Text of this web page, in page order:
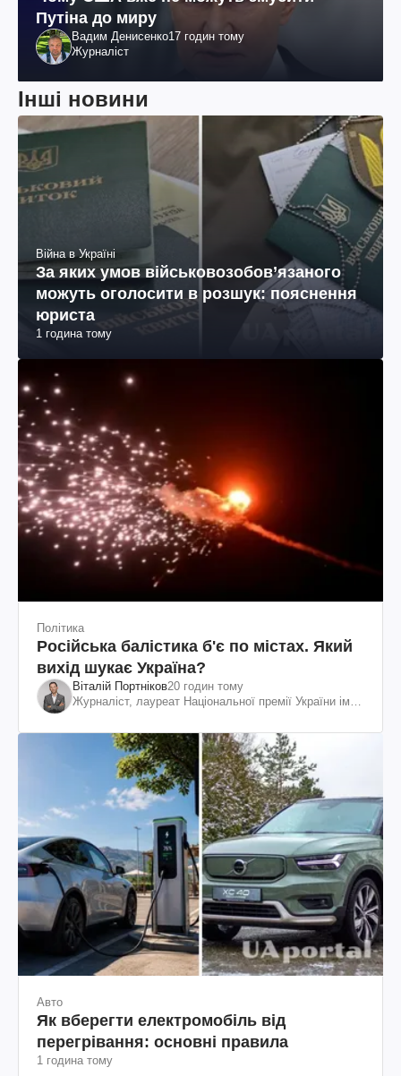
Путіна до миру
Вадим Денисенко17 годин тому
Журналіст
Інші новини
Війна в Україні
За яких умов військовозобов’язаного
можуть оголосити в розшук: пояснення
юриста
1 година тому
Політика
Російська балістика б'є по містах. Який
вихід шукає Україна?
Віталій Портніков20 годин тому
Журналіст, лауреат Національної премії України ім.
Авто
Як вберегти електромобіль від
перегрівання: основні правила
1 година тому